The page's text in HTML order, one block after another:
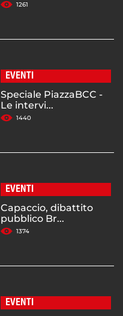
1261
EVENTI
Speciale PiazzaBCC -
Le intervi...
1440
EVENTI
Capaccio, dibattito
pubblico Br...
1374
EVENTI